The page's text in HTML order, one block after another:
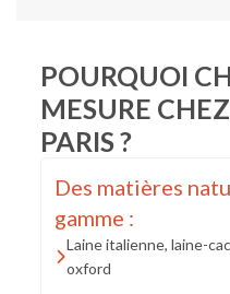
POURQUOI
MESURE
PARIS ?
Des matières
gamme :
Laine italienne, laine-
oxford